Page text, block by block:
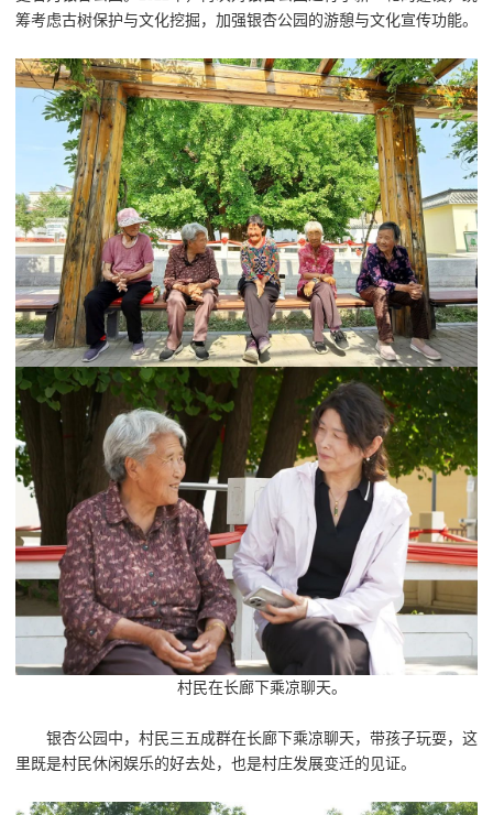
筹考虑古树保护与文化挖掘，加强银杏公园的游憩与文化宣传功能。
村民在长廊下乘凉聊天。
银杏公园中，村民三五成群在长廊下乘凉聊天，带孩子玩耍，这
里既是村民休闲娱乐的好去处，也是村庄发展变迁的见证。